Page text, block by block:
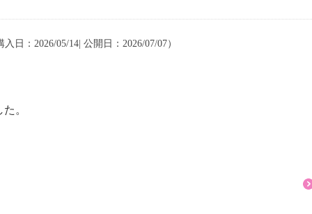
日：2026/05/14| 公開日：2026/07/07）
。